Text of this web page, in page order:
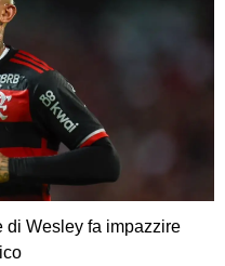
di Wesley fa impazzire